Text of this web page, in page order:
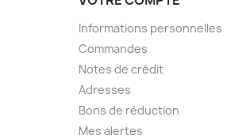
Informations personnelles
Commandes
Notes de crédit
Adresses
Bons de réduction
Mes alertes